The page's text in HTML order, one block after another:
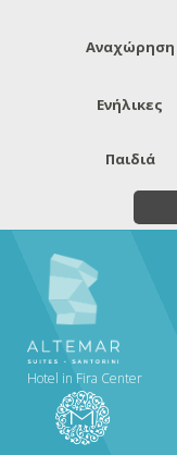
Αναχώρηση
Ενήλικες
Παιδιά
Hotel in Fira Center